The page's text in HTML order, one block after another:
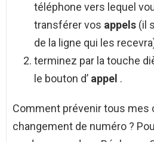
téléphone vers lequel
transférer vos appels (il
de la ligne qui les
terminez par la touche
le bouton d’ appel .
Comment prévenir tous mes
changement de numéro ?